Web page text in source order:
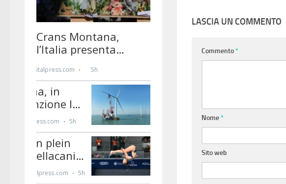
LASCIA UN COMMENTO
Commento*
Nome*
Sito web